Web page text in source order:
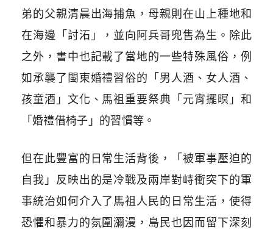
弟的父親清晨出海捕魚，母親則在山上種地和
在海邊「討沰」，並向阿兵哥兜售為生。除此
之外，書中也記載了當地的一些特殊風俗，例
如承襲了閩東婚禮習俗的「男人酒、女人酒、
孩童酒」文化、馬祖重要祭典「元宵擺暝」和
「婚禮借椅子」的習慣等。
但在此豐富的日常生活背後，「被軍事壓迫的
自我」反映出的是冷戰及兩岸對峙衝突下的軍
事統治如何介入了馬祖人民的日常生活，使得
恐懼和暴力的氛圍瀰漫，島民也因而留下深刻